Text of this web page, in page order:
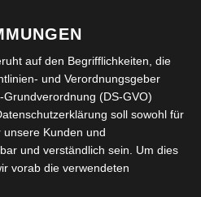
Bürgermeisterin-
Kandidatin Kiehne-
Weinreich im Gespräch →
auf den Begrifflichkeiten, die
und Verordnungsgeber
(DS-GVO)
soll sowohl für
Kunden und
und verständlich sein. Um dies
vorab die verwendeten